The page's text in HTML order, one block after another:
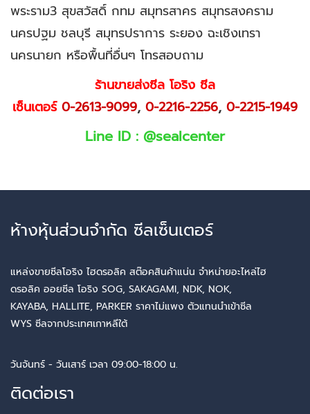
พระราม3 สุขสวัสดิ์ กทม สมุทรสาคร สมุทรสงคราม
นครปฐม ชลบุรี สมุทรปราการ ระยอง ฉะเชิงเทรา
นครนายก หรือพื้นที่อื่นๆ โทรสอบถาม
ร้านขายส่งซีล โอริง ซีล
เซ็นเตอร์ 0-2613-9099, 0-2216-2256, 0-2215-1949
Line ID : @sealcenter
ห้างหุ้นส่วนจำกัด ซีลเซ็นเตอร์
แหล่งขายซีลโอริง ไฮดรอลิค สต๊อคสินค้าแน่น จำหน่ายอะไหล่ไฮ
ดรอลิค ออยซีล โอริง SOG, SAKAGAMI, NDK, NOK,
KAYABA, HALLITE, PARKER ราคาไม่แพง ตัวแทนนำเข้าซีล
WYS ซีลจากประเทศเกาหลีใต้
วันจันทร์ - วันเสาร์ เวลา 09:00-18:00 น.
ติดต่อเรา